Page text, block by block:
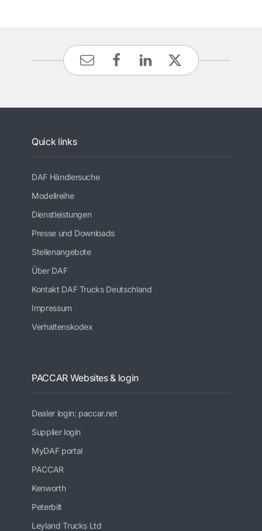
Quick links
DAF Händlersuche
Modellreihe
Dienstleistungen
Presse und Downloads
Stellenangebote
Über DAF
Kontakt DAF Trucks Deutschland
Impressum
Verhaltenskodex
PACCAR Websites & login
Dealer login: paccar.net
Supplier login
MyDAF portal
PACCAR
Kenworth
Peterbilt
Leyland Trucks Ltd